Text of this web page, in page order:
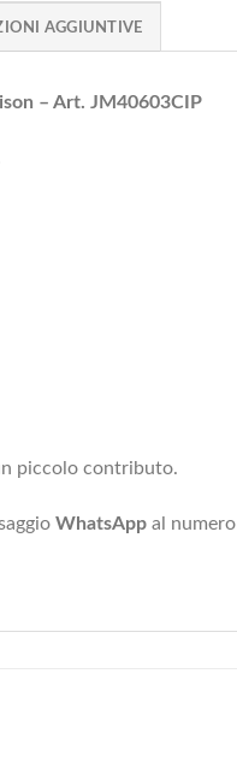
AGGIUNTIVE
– Art. JM40603CIP
piccolo contributo.
WhatsApp al numero